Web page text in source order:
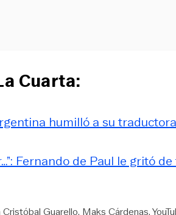
Cuarta:
humilló a su
Fernando de Paul le gritó
Cristóbal Guarello Maks Cárdenas